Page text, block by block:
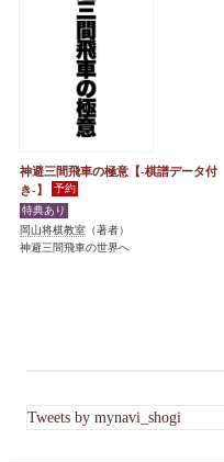
神避三間飛車の極意【-棋譜データ付
き-】
岡山将棋教室 （著者）
神避三間飛車の世界へ
Tweets by mynavi_shogi